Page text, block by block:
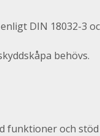
DIN 18032-3
behövs.
funktioner och